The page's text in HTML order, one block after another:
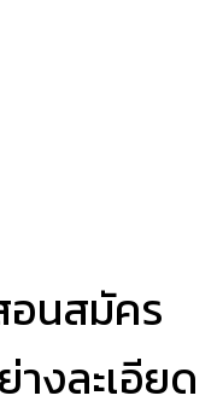
อนสมัคร
งละเอียด